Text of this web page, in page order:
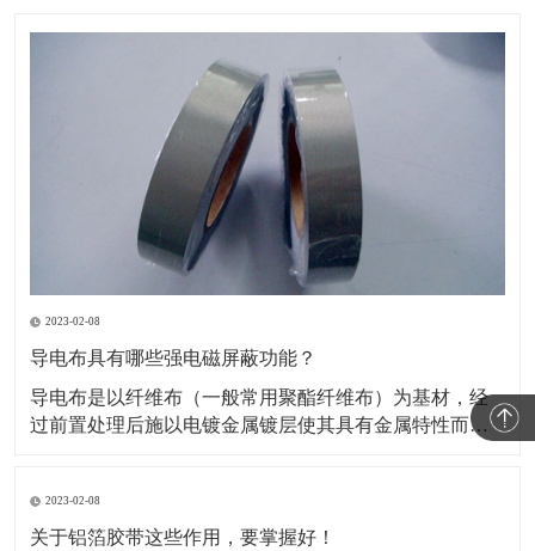
2023-02-08
导电布具有哪些强电磁屏蔽功能？
导电布是以纤维布（一般常用聚酯纤维布）为基材，经
过前置处理后施以电镀金属镀层使其具有金属特性而成
多人都不知道。所以，这种材料到底是如何屏蔽电磁信
号的呢？​A.影响屏蔽性的因素及工艺在电磁信号的屏蔽
2023-02-08
关于铝箔胶带这些作用，要掌握好！